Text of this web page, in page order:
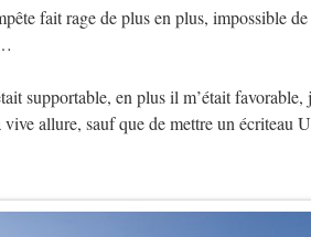
fait rage de plus en plus, impossible
supportable, en plus il m’était favorable,
allure, sauf que de mettre un écriteau